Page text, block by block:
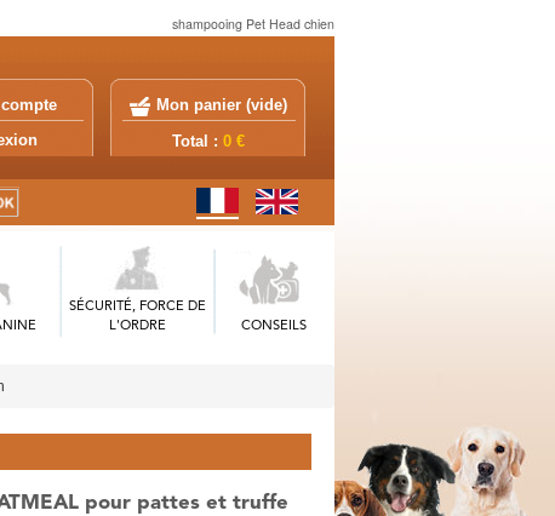
shampooing Pet Head chien
Mon panier (vide)
Total : 0 €
SÉCURITÉ, FORCE DE
L'ORDRE
CONSEILS
pour pattes et truffe